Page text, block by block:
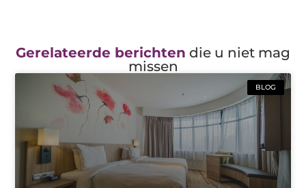
Gerelateerde berichten die u niet mag
missen
BLOG